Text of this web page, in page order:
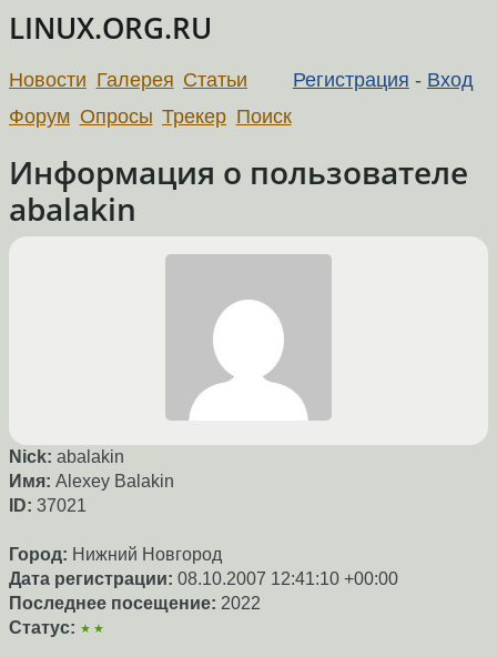
LINUX.ORG.RU
Регистрация - Вход
Новости Галерея Статьи
Форум Опросы Трекер Поиск
Информация о пользователе
abalakin
Nick: abalakin
Имя: Alexey Balakin
ID: 37021
Город: Нижний Новгород
Дата регистрации: 08.10.2007 12:41:10 +00:00
Последнее посещение: 2022
Статус: ★★